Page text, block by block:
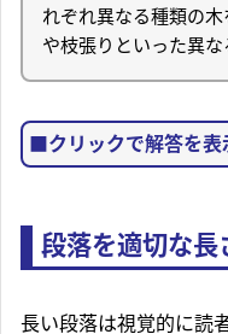
れぞれ異なる種類の
や枝張りといった異
クリックで解答を表
段落を適切な長
長い段落は視覚的に読